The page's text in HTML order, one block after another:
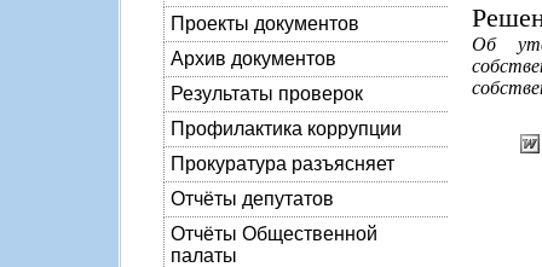
Проекты документов
Архив документов
Результаты проверок
Профилактика коррупции
Прокуратура разъясняет
Отчёты депутатов
Отчёты Общественной
палаты
Об